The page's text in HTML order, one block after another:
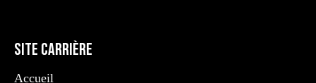
Site carrière
Accueil